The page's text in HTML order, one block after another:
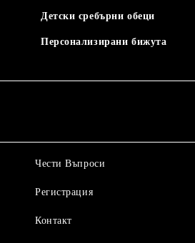
Детски сребърни обеци
Персонализирани бижута
Чести Въпроси
Регистрация
Контакт